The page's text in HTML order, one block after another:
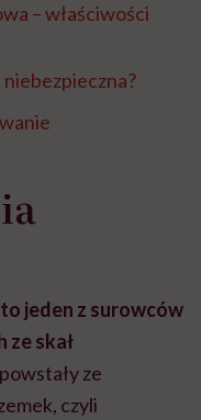
– właściwości
jeden z surowców
ze skał
ze
czyli